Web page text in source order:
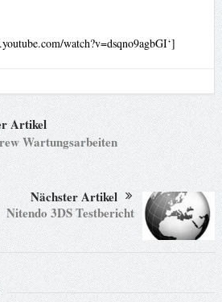
watch?v=dsqno9agbGI‘]
Artikel
Wartungsarbeiten
Nächster Artikel
Nitendo 3DS Testbericht